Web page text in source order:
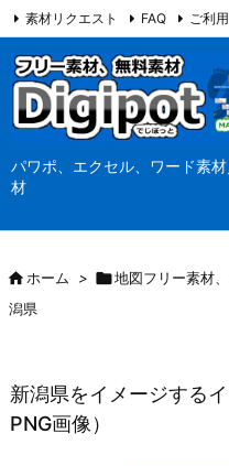
パワポ、エクセル、ワード素
材
素材リクエスト FAQ ご利
当サイト（Digipot.net）について
ホーム > 地図フリー素材
潟県
新潟県をイメージする
PNG画像）